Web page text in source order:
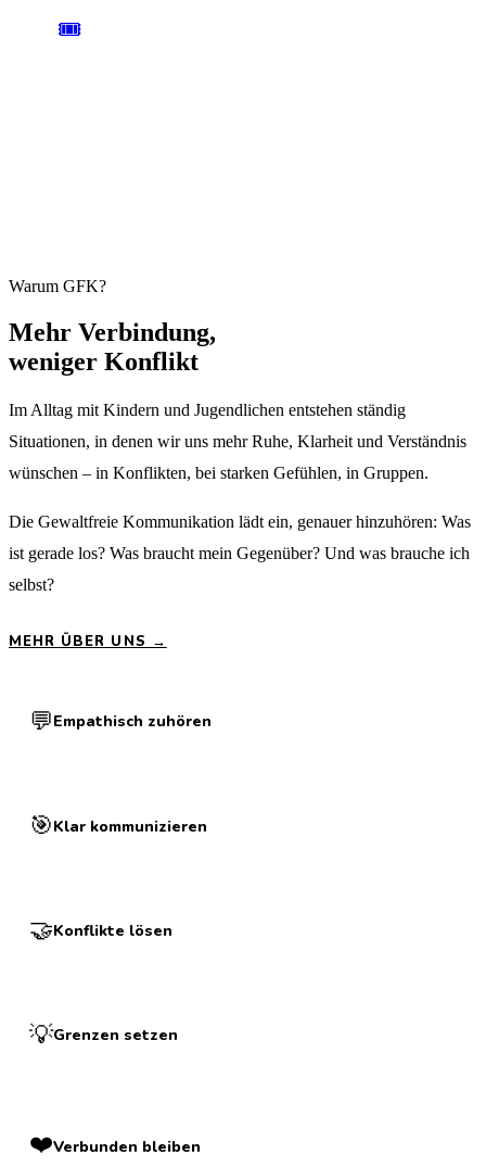
🎟️
Warum GFK?
Mehr Verbindung,
weniger Konflikt
Im Alltag mit Kindern und Jugendlichen entstehen ständig
Situationen, in denen wir uns mehr Ruhe, Klarheit und Verständnis
wünschen – in Konflikten, bei starken Gefühlen, in Gruppen.
Die Gewaltfreie Kommunikation lädt ein, genauer hinzuhören: Was
ist gerade los? Was braucht mein Gegenüber? Und was brauche ich
selbst?
MEHR ÜBER UNS →
💬Empathisch zuhören
🎯Klar kommunizieren
🤝Konflikte lösen
💡Grenzen setzen
❤️Verbunden bleiben